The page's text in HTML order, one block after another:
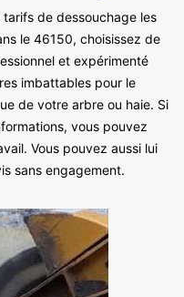
de dessouchage les
le 46150, choisissez de
et expérimenté
imbattables pour le
de votre arbre ou haie. Si
vous pouvez
Vous pouvez aussi lui
sans engagement.